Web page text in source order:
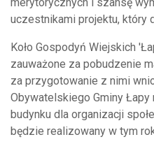
uczestnikami projektu, który
Koło Gospodyń Wiejskich
zauważone za pobudzenie
za przygotowanie z nimi
Obywatelskiego Gminy
budynku dla organizacji
będzie realizowany w tym